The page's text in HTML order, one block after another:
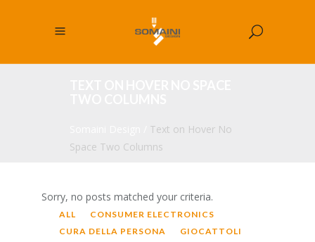
Text on Hover No
Space Two Columns
Sorry, no posts matched your criteria.
ALL
CONSUMER ELECTRONICS
CURA DELLA PERSONA
GIOCATTOLI